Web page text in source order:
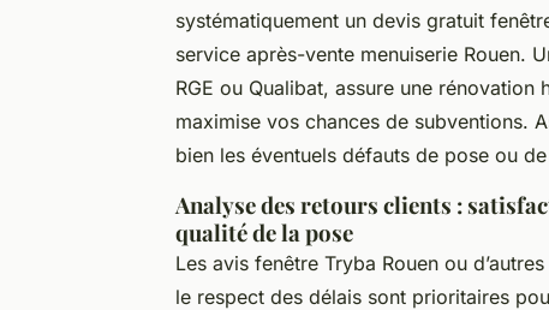
systématiquement un devis gratuit
service après-vente menuiserie Rouen.
RGE ou Qualibat, assure une
maximise vos chances de subventions.
bien les éventuels défauts de pose ou
Analyse des retours clients :
qualité de la pose
Les avis fenêtre Tryba Rouen ou
le respect des délais sont prioritaires